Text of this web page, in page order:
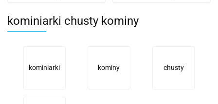
kominiarki chusty kominy
kominiarki kominy chusty